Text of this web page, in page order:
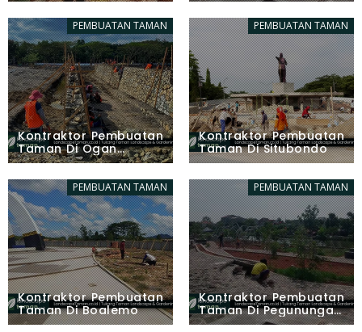
PEMBUATAN TAMAN
Kontraktor Pembuatan
Taman Di Ogan
Komering Ulu Timur
PEMBUATAN TAMAN
Kontraktor Pembuatan
Taman Di Situbondo
PEMBUATAN TAMAN
Kontraktor Pembuatan
Taman Di Boalemo
PEMBUATAN TAMAN
Kontraktor Pembuatan
Taman Di Pegunungan
Bintang